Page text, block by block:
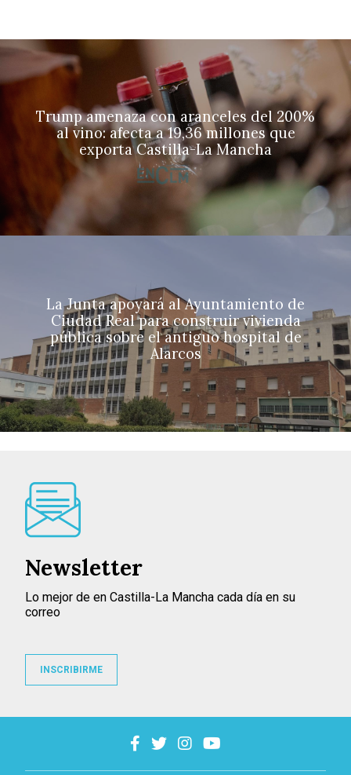
Trump amenaza con aranceles del 200%
al vino: afecta a 19,36 millones que
exporta Castilla-La Mancha
La Junta apoyará al Ayuntamiento de
Ciudad Real para construir vivienda
pública sobre el antiguo hospital de
Alarcos
Newsletter
Lo mejor de en Castilla-La Mancha cada día en su
correo
INSCRIBIRME